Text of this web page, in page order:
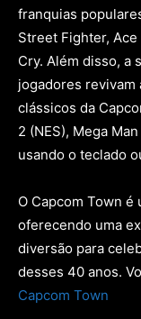
franquias
Street Fighter,
Cry. Além disso, a
jogadores
clássicos da
2 (NES), Mega
usando o teclado
O Capcom Town
oferecendo uma
diversão para
desses 40 anos.
Capcom Town